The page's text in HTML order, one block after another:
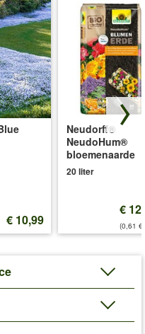
€ 10,99
Neudorff®
NeudoHum®
bloemenaarde
20 liter
€
(0,61